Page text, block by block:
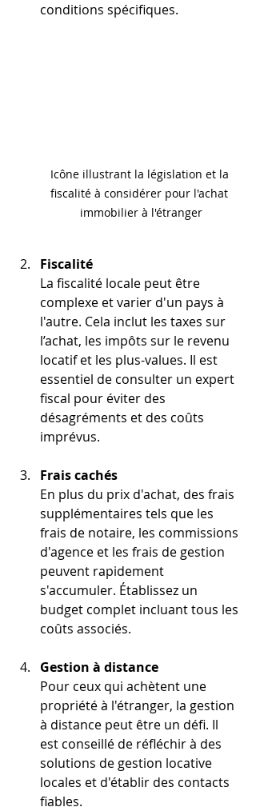
conditions spécifiques.
Icône illustrant la législation et la
fiscalité à considérer pour l'achat
immobilier à l'étranger
Fiscalité
La fiscalité locale peut être
complexe et varier d'un pays à
l'autre. Cela inclut les taxes sur
l’achat, les impôts sur le revenu
locatif et les plus-values. Il est
essentiel de consulter un expert
fiscal pour éviter des
désagréments et des coûts
imprévus.
Frais cachés
En plus du prix d'achat, des frais
supplémentaires tels que les
frais de notaire, les commissions
d'agence et les frais de gestion
peuvent rapidement
s'accumuler. Établissez un
budget complet incluant tous les
coûts associés.
Gestion à distance
Pour ceux qui achètent une
propriété à l'étranger, la gestion
à distance peut être un défi. Il
est conseillé de réfléchir à des
solutions de gestion locative
locales et d'établir des contacts
fiables.